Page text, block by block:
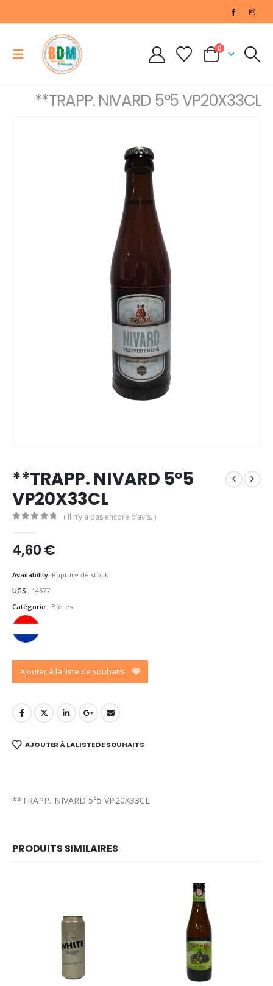
0
**TRAPP. NIVARD 5°5 VP20X33CL
**TRAPP. NIVARD 5°5
VP20X33CL
( Il n’y a pas encore d’avis. )
4,60€
Availability: Rupture de stock
UGS : 14577
Catégorie : Bières
Ajouter à la liste de souhaits
AJOUTER À LA LISTE DE SOUHAITS
**TRAPP. NIVARD 5°5 VP20X33CL
PRODUITS SIMILAIRES